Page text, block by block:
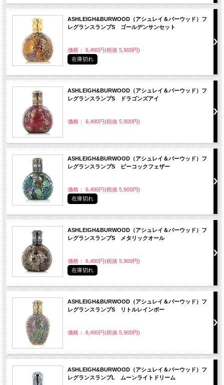
ASHLEIGH&BURWOOD（アシュレイ＆バーウッド）フ
レグランスランプS ゴールデンサンセット
価格： 6,490円(税抜 5,900円)
在庫切れ
ASHLEIGH&BURWOOD（アシュレイ＆バーウッド）フ
レグランスランプS ドラゴンズアイ
価格： 6,490円(税抜 5,900円)
ASHLEIGH&BURWOOD（アシュレイ＆バーウッド）フ
レグランスランプS ピーコックフェザー
価格： 6,490円(税抜 5,900円)
在庫切れ
ASHLEIGH&BURWOOD（アシュレイ＆バーウッド）フ
レグランスランプS メタリックオール
価格： 6,490円(税抜 5,900円)
在庫切れ
ASHLEIGH&BURWOOD（アシュレイ＆バーウッド）フ
レグランスランプS リトルレインボー
価格： 6,490円(税抜 5,900円)
ASHLEIGH&BURWOOD（アシュレイ＆バーウッド）フ
レグランスランプL ムーンライトドリーム